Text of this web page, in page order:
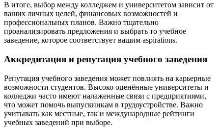
В итоге, выбор между колледжем и университетом зависит от
ваших личных целей, финансовых возможностей и
профессиональных планов. Важно тщательно
проанализировать предложения и выбрать то учебное
заведение, которое соответствует вашим aspirations.
Аккредитация и репутация учебного заведения
Репутация учебного заведения может повлиять на карьерные
возможности студентов. Высоко оценённые университеты и
колледжи часто имеют налаженные связи с предприятиями,
что может помочь выпускникам в трудоустройстве. Важно
учитывать как местные, так и международные рейтинги
учебных заведений при выборе.